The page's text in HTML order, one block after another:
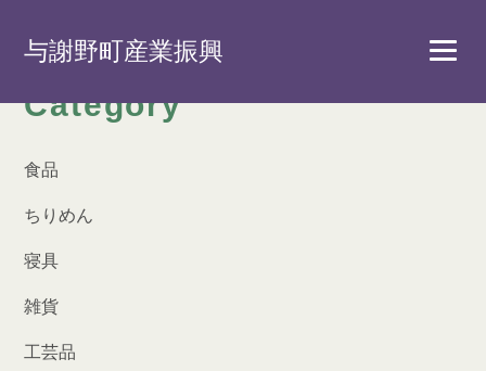
与謝野町産業振興
Category
食品
ちりめん
寝具
雑貨
工芸品